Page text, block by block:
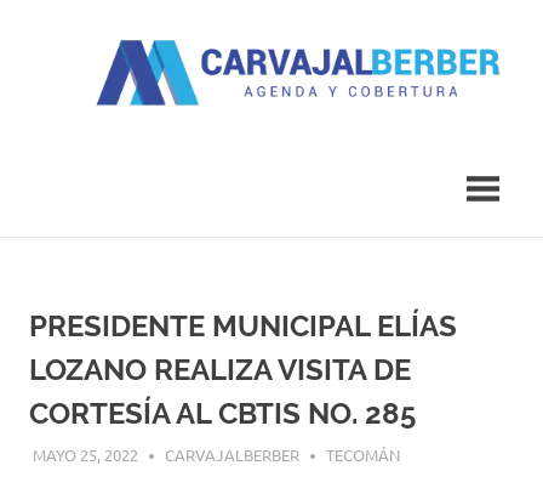
PRESIDENTE MUNICIPAL ELÍAS
LOZANO REALIZA VISITA DE
CORTESÍA AL CBTIS NO. 285
MAYO 25, 2022 CARVAJALBERBER TECOMÁN